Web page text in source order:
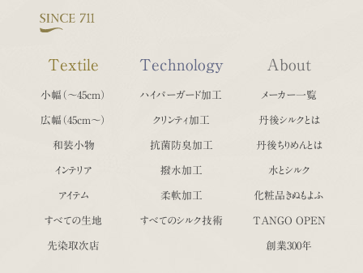
Textile
小幅（〜45cm）
広幅（45cm〜）
和装小物
インテリア
アイテム
すべての生地
先染取次店
Technology
ハイパーガード加工
クリンティ加工
抗菌防臭加工
撥水加工
柔軟加工
すべてのシルク技術
About
メーカー一覧
丹後シルクとは
丹後ちりめんとは
水とシルク
化粧品きぬもよふ
TANGO OPEN
創業300年